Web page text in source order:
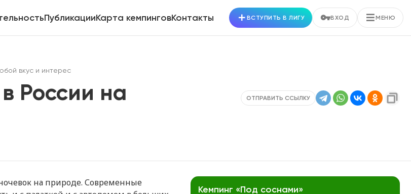
ПубликацииКарта кемпинговКонтакты ВСТУПИТЬ В ЛИГУ ВХОД МЕНЮ
вкус и интерес
России на
ОТПРАВИТЬ ССЫЛКУ
на природе. Современные
Кемпинг «Под соснами»